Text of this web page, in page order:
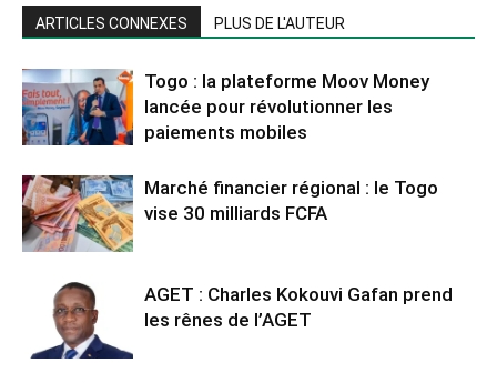
ARTICLES CONNEXES PLUS DE L'AUTEUR
Togo : la plateforme Moov Money
lancée pour révolutionner les
paiements mobiles
Marché financier régional : le Togo
vise 30 milliards FCFA
AGET : Charles Kokouvi Gafan prend
les rênes de l’AGET